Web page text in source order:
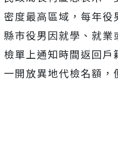
密度最高區域，每年
縣市役男因就學、就業
檢單上通知時間返回戶
一開放異地代檢名額，